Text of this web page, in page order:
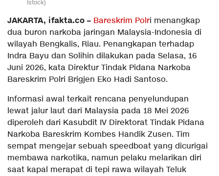
istock)
JAKARTA, ifakta.co – Bareskrim Polri menangkap
dua buron narkoba jaringan Malaysia-Indonesia di
wilayah Bengkalis, Riau. Penangkapan terhadap
Indra Bayu dan Solihin dilakukan pada Selasa, 16
Juni 2026, kata Direktur Tindak Pidana Narkoba
Bareskrim Polri Brigjen Eko Hadi Santoso.
Informasi awal terkait rencana penyelundupan
lewat jalur laut dari Malaysia pada 18 Mei 2026
diperoleh dari Kasubdit IV Direktorat Tindak Pidana
Narkoba Bareskrim Kombes Handik Zusen. Tim
sempat mengejar sebuah speedboat yang dicurigai
membawa narkotika, namun pelaku melarikan diri
saat kapal merapat di tepi rawa wilayah Teluk